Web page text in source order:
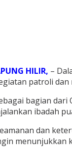
HILIR, –
patroli
bagian
ibadah
dan
menunjukkan